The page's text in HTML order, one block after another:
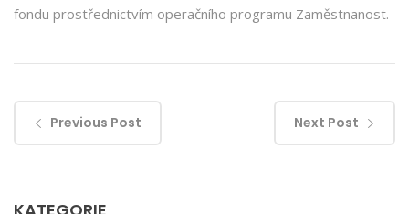
fondu prostřednictvím operačního programu Zaměstnanost.
Previous Post Next Post